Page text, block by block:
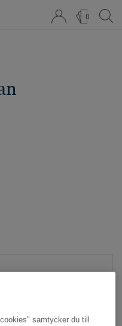
0
samtycker du till